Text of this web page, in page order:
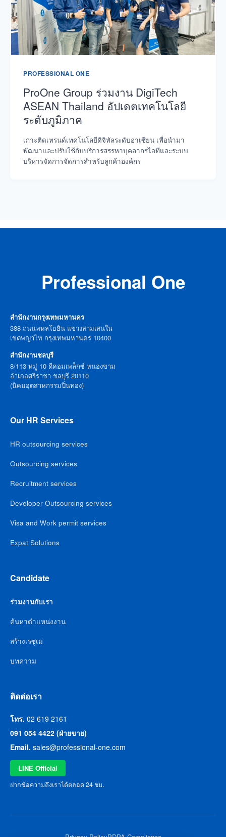
PROFESSIONAL ONE
ProOne Group ร่วมงาน DigiTech
ASEAN Thailand อัปเดตเทคโนโลยี
ระดับภูมิภาค
เกาะติดเทรนด์เทคโนโลยีดิจิทัลระดับอาเซียน เพื่อนำมา
พัฒนาและปรับใช้กับบริการสรรหาบุคลากรไอทีและระบบ
บริหารจัดการจัดการสำหรับลูกค้าองค์กร
Professional One
สำนักงานกรุงเทพมหานคร
388 ถนนพหลโยธิน แขวงสามเสนใน
เขตพญาไท กรุงเทพมหานคร 10400
สำนักงานชลบุรี
8/113 หมู่ 10 ดีคอมเพล็กซ์ หนองขาม
อำเภอศรีราชา ชลบุรี 20110
(นิคมอุตสาหกรรมปิ่นทอง)
Our HR Services
HR outsourcing services
Outsourcing services
Recruitment services
Developer Outsourcing services
Visa and Work permit services
Expat Solutions
Candidate
ร่วมงานกับเรา
ค้นหาตำแหน่งงาน
สร้างเรซูเม่
บทความ
ติดต่อเรา
โทร. 02 619 2161
091 054 4422 (ฝ่ายขาย)
Email. sales@professional-one.com
LINE Official
ฝากข้อความถึงเราได้ตลอด 24 ชม.